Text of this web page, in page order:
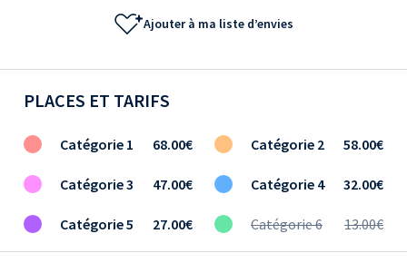
Ajouter à ma liste d’envies
PLACES ET TARIFS
Catégorie 1 68.00€ Catégorie 2 58.00€
Catégorie 3 47.00€ Catégorie 4 32.00€
Catégorie 5 27.00€ Catégorie 6 13.00€